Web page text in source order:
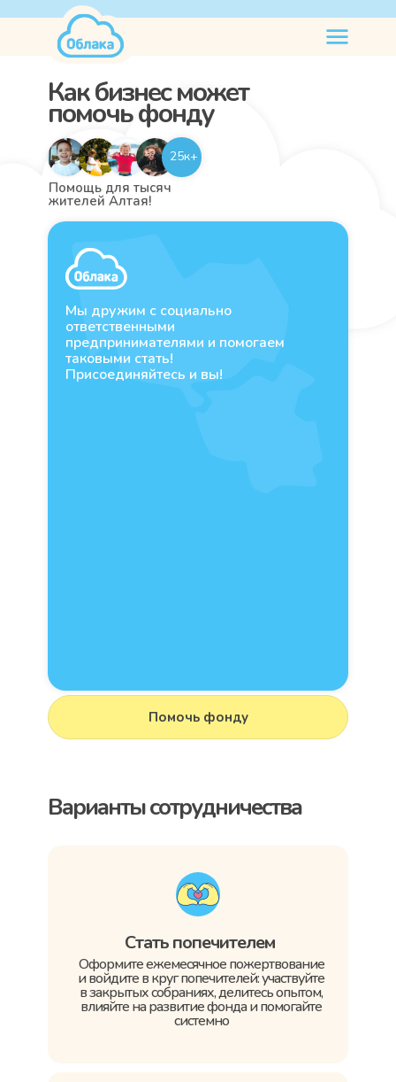
нужна
помощь
Помощь для тысяч
жителей Алтая!
Мы дружим с социально
ответственными
предпринимателями и помогаем
таковыми стать!
Присоединяйтесь и вы!
25к+
Как бизнес может
помочь фонду
Помочь фонду
Варианты сотрудничества
Оформите ежемесячное пожертвование
и войдите в круг попечителей: участвуйте
в закрытых собраниях, делитесь опытом,
влияйте на развитие фонда и помогайте
системно
Стать попечителем